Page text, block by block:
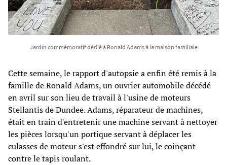
Jardin commémoratif dédié à Ronald Adams à la maison familiale
Cette semaine, le rapport d'autopsie a enfin été remis à la
famille de Ronald Adams, un ouvrier automobile décédé
en avril sur son lieu de travail à l'usine de moteurs
Stellantis de Dundee. Adams, réparateur de machines,
était en train d'entretenir une machine servant à nettoyer
les pièces lorsqu'un portique servant à déplacer les
culasses de moteur s'est effondré sur lui, le coinçant
contre le tapis roulant.